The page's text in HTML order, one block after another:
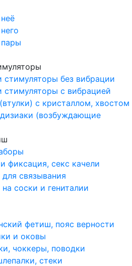
стимуляторы без вибрации
стимуляторы с вибрацией
с кристаллом, хвостом
(возбуждающие
фиксация, секс качели
связывания
соски и гениталии
фетиш, пояс верности
и оковы
чоккеры, поводки
стеки